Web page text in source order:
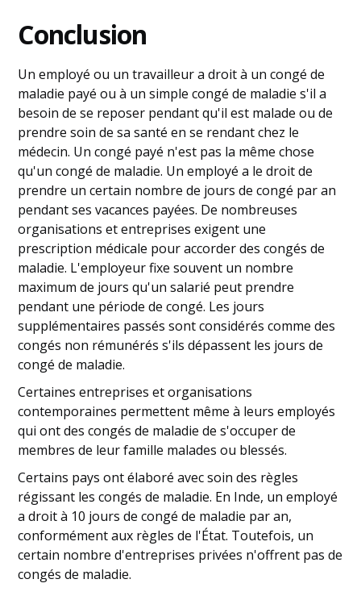
Conclusion
Un employé ou un travailleur a droit à un congé de
maladie payé ou à un simple congé de maladie s'il a
besoin de se reposer pendant qu'il est malade ou de
prendre soin de sa santé en se rendant chez le
médecin. Un congé payé n'est pas la même chose
qu'un congé de maladie. Un employé a le droit de
prendre un certain nombre de jours de congé par an
pendant ses vacances payées. De nombreuses
organisations et entreprises exigent une
prescription médicale pour accorder des congés de
maladie. L'employeur fixe souvent un nombre
maximum de jours qu'un salarié peut prendre
pendant une période de congé. Les jours
supplémentaires passés sont considérés comme des
congés non rémunérés s'ils dépassent les jours de
congé de maladie.
Certaines entreprises et organisations
contemporaines permettent même à leurs employés
qui ont des congés de maladie de s'occuper de
membres de leur famille malades ou blessés.
Certains pays ont élaboré avec soin des règles
régissant les congés de maladie. En Inde, un employé
a droit à 10 jours de congé de maladie par an,
conformément aux règles de l'État. Toutefois, un
certain nombre d'entreprises privées n'offrent pas de
congés de maladie.